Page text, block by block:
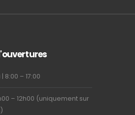
8:00 – 17:00
– 12h00 (uniquement sur